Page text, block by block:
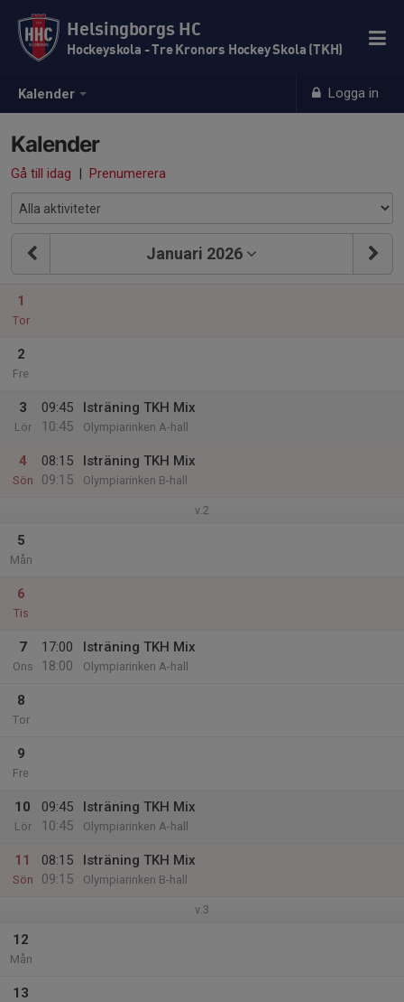
Kalender Logga in
Helsingborgs HC
Hockeyskola - Tre Kronors Hockey Skola (TKH)
Kalender
Gå till idag | Prenumerera
Januari 2026
1
Tor
2
Fre
3
Lör
09:45
10:45
Isträning TKH Mix
Olympiarinken A-hall
4
Sön
08:15
09:15
Isträning TKH Mix
Olympiarinken B-hall
v.2
5
Mån
6
Tis
7
Ons
17:00
18:00
Isträning TKH Mix
Olympiarinken A-hall
8
Tor
9
Fre
10
Lör
09:45
10:45
Isträning TKH Mix
Olympiarinken A-hall
11
Sön
08:15
09:15
Isträning TKH Mix
Olympiarinken B-hall
v.3
12
Mån
13